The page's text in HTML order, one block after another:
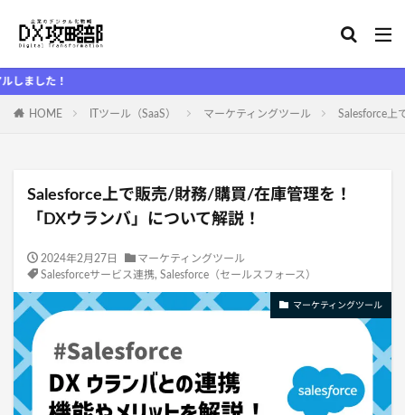
HOME ITツール（SaaS） マーケティングツール Salesforce上
Salesforce上で販売/財務/購買/在庫管理を！
「DXウランバ」について解説！
2024年2月27日
マーケティングツール
Salesforceサービス連携, Salesforce（セールスフォース）
マーケティングツール